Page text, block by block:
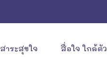
สาระสุขใจ สื่อใจ ใกล้ตัว